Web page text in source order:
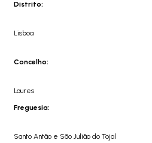
Distrito:
Lisboa
Concelho:
Loures
Freguesia:
Santo Antão e São Julião do Tojal